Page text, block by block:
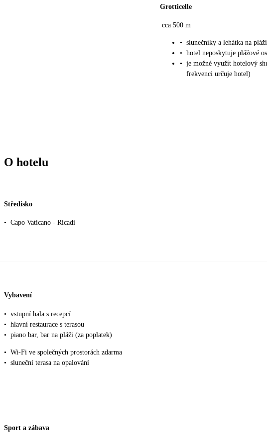
Grotticelle
cca 500 m
• slunečníky a lehátka na
• hotel neposkytuje plážové
• je možné využít hotelový
frekvenci určuje hotel)
O hotelu
Středisko
• Capo Vaticano - Ricadi
Vybavení
• vstupní hala s recepcí
• hlavní restaurace s terasou
• piano bar, bar na pláži (za poplatek)
• Wi-Fi ve společných prostorách zdarma
• sluneční terasa na opalování
Sport a zábava